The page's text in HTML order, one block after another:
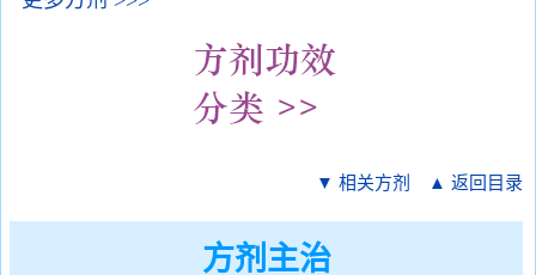
▼ 相关方剂 ▲ 返回目录
方剂主治